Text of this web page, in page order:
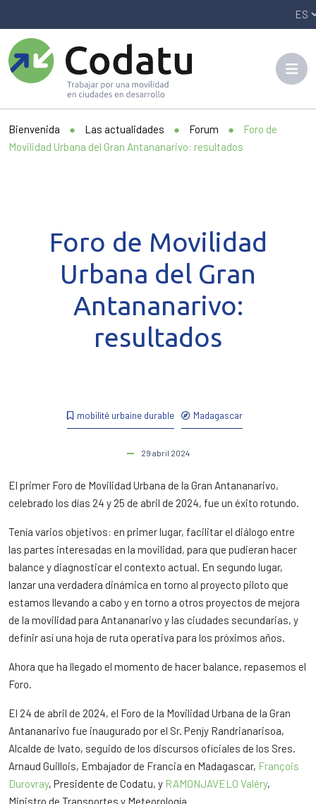
Bienvenida ● Las actualidades ● Forum ●
Foro de
Movilidad Urbana del Gran Antananarivo: resultados
mobilité urbaine durable Madagascar
29 abril 2024
Foro de Movilidad
Urbana del Gran
Antananarivo:
resultados
El primer Foro de Movilidad Urbana de la Gran Antananarivo,
celebrado los días 24 y 25 de abril de 2024, fue un éxito rotundo.
Tenía varios objetivos: en primer lugar, facilitar el diálogo entre
las partes interesadas en la movilidad, para que pudieran hacer
balance y diagnosticar el contexto actual. En segundo lugar,
lanzar una verdadera dinámica en torno al proyecto piloto que
estamos llevando a cabo y en torno a otros proyectos de mejora
de la movilidad para Antananarivo y las ciudades secundarias, y
definir así una hoja de ruta operativa para los próximos años.
Ahora que ha llegado el momento de hacer balance, repasemos el
Foro.
El 24 de abril de 2024, el Foro de la Movilidad Urbana de la Gran
Antananarivo fue inaugurado por el Sr. Penjy Randrianarisoa,
Alcalde de Ivato, seguido de los discursos oficiales de los Sres.
Arnaud Guillois, Embajador de Francia en Madagascar, François
Durovray, Presidente de Codatu, y RAMONJAVELO Valéry,
Ministro de Transportes y Meteorología.